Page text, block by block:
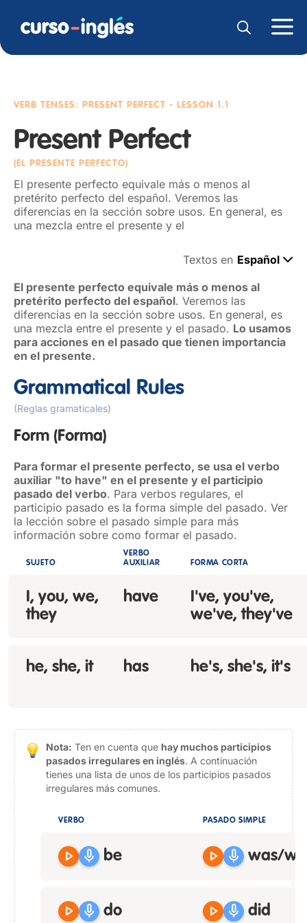
VERB TENSES: PRESENT PERFECT - LESSON 1.1
Present Perfect
(EL PRESENTE PERFECTO)
El presente perfecto equivale más o menos al
pretérito perfecto del español. Veremos las
diferencias en la sección sobre usos. En general, es
una mezcla entre el presente y el
Textos en Español
El presente perfecto equivale más o menos al
pretérito perfecto del español. Veremos las
diferencias en la sección sobre usos. En general, es
una mezcla entre el presente y el pasado. Lo usamos
para acciones en el pasado que tienen importancia
en el presente.
Grammatical Rules
(Reglas gramaticales)
Form (Forma)
Para formar el presente perfecto, se usa el verbo
auxiliar "to have" en el presente y el participio
pasado del verbo. Para verbos regulares, el
participio pasado es la forma simple del pasado. Ver
la lección sobre el pasado simple para más
información sobre como formar el pasado.
SUJETO
VERBO
AUXILIAR
FORMA CORTA
I, you, we,
they
have
I've, you've,
we've, they've
he, she, it has he's, she's, it's
Nota: Ten en cuenta que hay muchos participios
pasados irregulares en inglés. A continuación
tienes una lista de unos de los participios pasados
irregulares más comunes.
VERBO PASADO SIMPLE
play_arrow mic be play_arrow mic was/
play_arrow mic do play_arrow mic did